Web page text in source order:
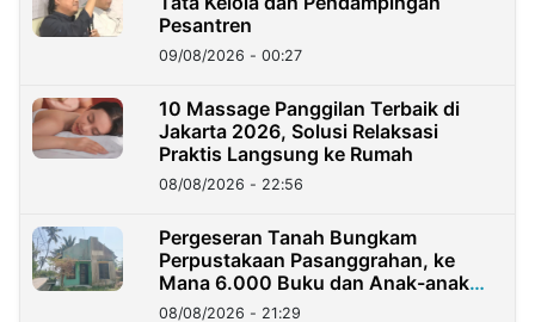
Pesantren
09/08/2026 - 00:27
10 Massage Panggilan Terbaik di
Jakarta 2026, Solusi Relaksasi
Praktis Langsung ke Rumah
08/08/2026 - 22:56
Pergeseran Tanah Bungkam
Perpustakaan Pasanggrahan, ke
Mana 6.000 Buku dan Anak-anak
Kini?
08/08/2026 - 21:29